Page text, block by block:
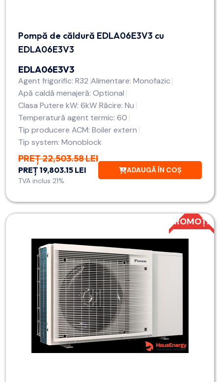
Pompă de căldură EDLA06E3V3 cu
EDLA06E3V3
EDLA06E3V3
Agent frigorific: R32 Alimentare: Monofazic
Apă caldă menajeră: Optional
Clasa Putere kW: 6kW Răcire: Nu
Temperatură agent termic: 60
Tip producere ACM: Boiler extern
Tip system: Monoblock
PREȚ 22,503.58 LEI
PREȚ 19,803.15 LEI
TVA inclus 21%
ADAUGĂ ÎN COȘ
PROMOȚIE